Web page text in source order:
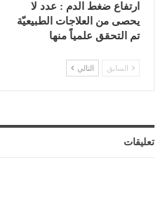
ارتفاع ضغط الدم : عدد لا
يحصى من العلاجات الطبيعيّة
تم التحقق علمياً منها
السابق التالي
تعليقات